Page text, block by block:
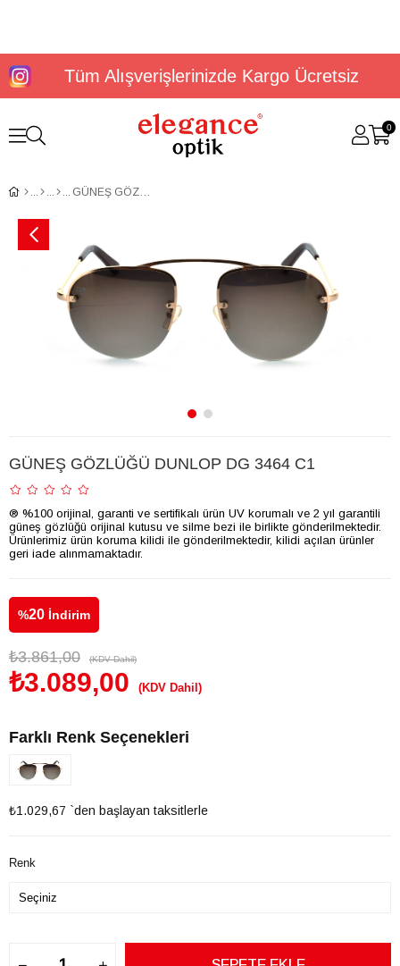
Tüm Alışverişlerinizde Kargo Ücretsiz
0
GÜNEŞ GÖZLÜĞÜ DUNLOP DG 3464 C1
GÜNEŞ GÖZLÜĞÜ DUNLOP DG 3464 C1
® %100 orijinal, garanti ve sertifikalı ürün UV korumalı ve 2 yıl garantili
güneş gözlüğü orijinal kutusu ve silme bezi ile birlikte gönderilmektedir.
Ürünlerimiz ürün koruma kilidi ile gönderilmektedir, kilidi açılan ürünler
geri iade alınmamaktadır.
%20 İndirim
₺3.861,00 (KDV Dahil)
₺3.089,00 (KDV Dahil)
Farklı Renk Seçenekleri
₺1.029,67 `den başlayan taksitlerle
Renk